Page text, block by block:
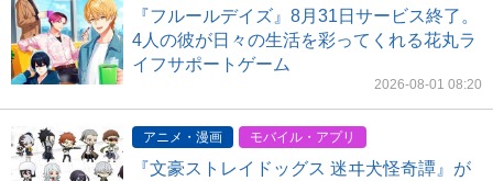
『フルールデイズ』8月31日サービス終了。
4人の彼が日々の生活を彩ってくれる花丸ラ
イフサポートゲーム
2026-08-01 08:20
アニメ・漫画 モバイル・アプリ
『文豪ストレイドッグス 迷ヰ犬怪奇譚』が